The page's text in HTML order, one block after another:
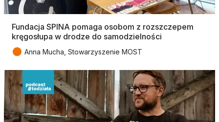
Fundacja SPINA pomaga osobom z rozszczepem
kręgosłupa w drodze do samodzielności
● Anna Mucha, Stowarzyszenie MOST